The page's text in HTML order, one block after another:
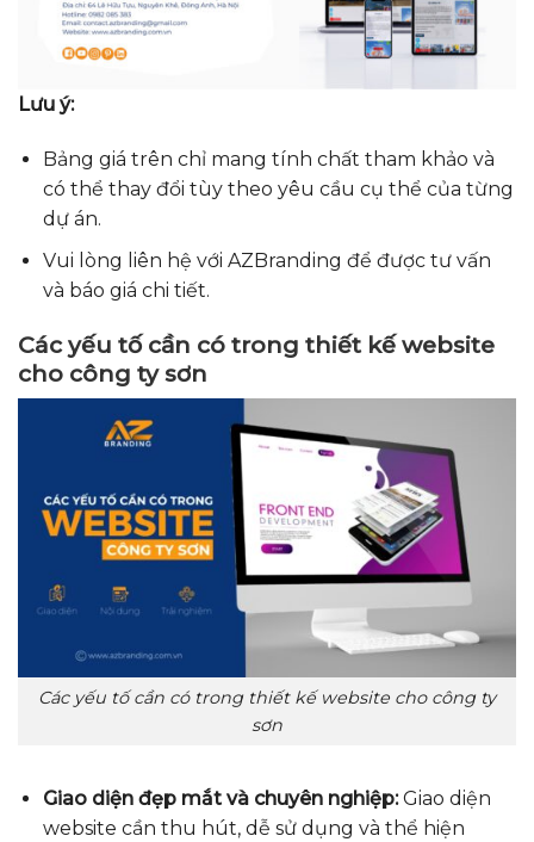
Lưu ý:
Bảng giá trên chỉ mang tính chất tham khảo và
có thể thay đổi tùy theo yêu cầu cụ thể của từng
dự án.
Vui lòng liên hệ với AZBranding để được tư vấn
và báo giá chi tiết.
Các yếu tố cần có trong thiết kế website
cho công ty sơn
Các yếu tố cần có trong thiết kế website cho công ty
sơn
Giao diện đẹp mắt và chuyên nghiệp:Giao diện
website cần thu hút, dễ sử dụng và thể hiện